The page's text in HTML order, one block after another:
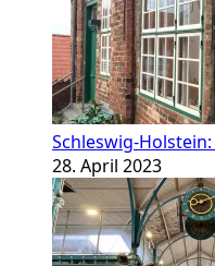
Schleswig-
28. April 2023